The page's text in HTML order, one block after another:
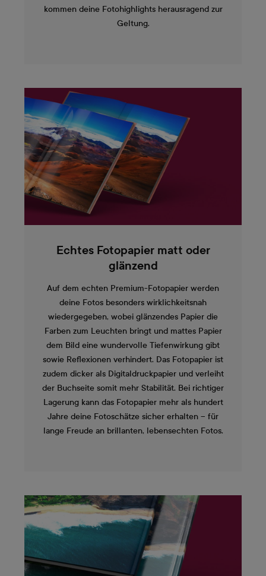
kommen deine Fotohighlights herausragend zur
Geltung.
Echtes Fotopapier matt oder
glänzend
Auf dem echten Premium-Fotopapier werden
deine Fotos besonders wirklichkeitsnah
wiedergegeben, wobei glänzendes Papier die
Farben zum Leuchten bringt und mattes Papier
dem Bild eine wundervolle Tiefenwirkung gibt
sowie Reflexionen verhindert. Das Fotopapier ist
zudem dicker als Digitaldruckpapier und verleiht
der Buchseite somit mehr Stabilität. Bei richtiger
Lagerung kann das Fotopapier mehr als hundert
Jahre deine Fotoschätze sicher erhalten – für
lange Freude an brillanten, lebensechten Fotos.